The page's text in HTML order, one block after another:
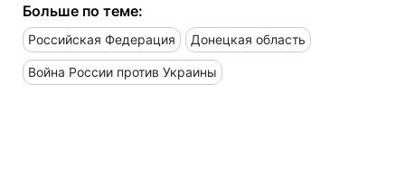
Больше по теме:
Российская Федерация Донецкая область
Война России против Украины